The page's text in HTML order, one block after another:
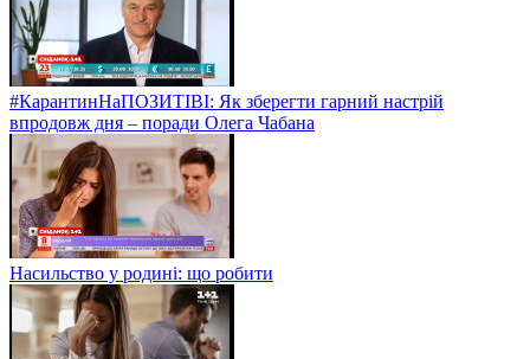
#КарантинНаПОЗИТІВІ: Як зберегти гарний настрій
впродовж дня – поради Олега Чабана
Насильство у родині: що робити